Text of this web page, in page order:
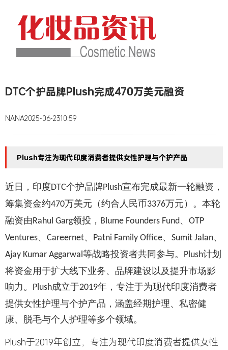
DTC个护品牌Plush完成470万美元融资
NANA2025-06-2310:59
Plush专注为现代印度消费者提供女性护理与个护产品
近日，印度DTC个护品牌Plush宣布完成最新一轮融资，
筹集资金约470万美元 （约合人民币3376万元） 。本轮
融资由Rahul Garg领投， Blume Founders Fund、 OTP
Ventures、 Careernet、 Patni Family Office、 Sumit Jalan、
Ajay Kumar Aggarwal等战略投资者共同参与。 Plush计划
将资金用于扩大线下业务、品牌建设以及提升市场影
响力。 Plush成立于2019年，专注于为现代印度消费者
提供女性护理与个护产品，涵盖经期护理、私密健
康、脱毛与个人护理等多个领域。
Plush于2019年创立，专注为现代印度消费者提供女性